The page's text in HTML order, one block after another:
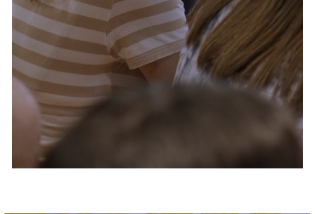
Servizi e accessibilità
Contatti
FAQ
Biglietti